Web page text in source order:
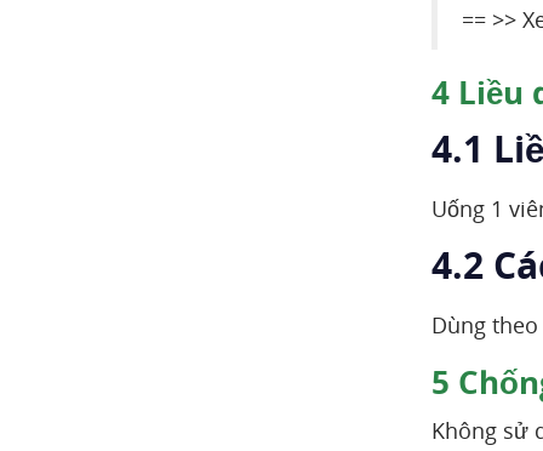
== >>
4 Liều
4.1
Uống 1
4.2
Dùng
5
Không sử